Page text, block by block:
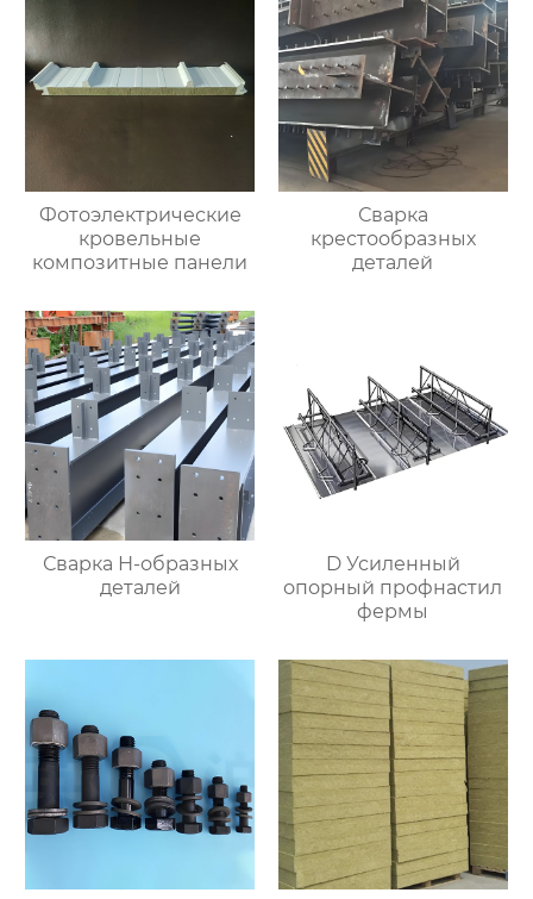
Фотоэлектрические
кровельные
композитные панели
Сварка
крестообразных
деталей
Сварка Н-образных
деталей
D Усиленный
опорный профнастил
фермы